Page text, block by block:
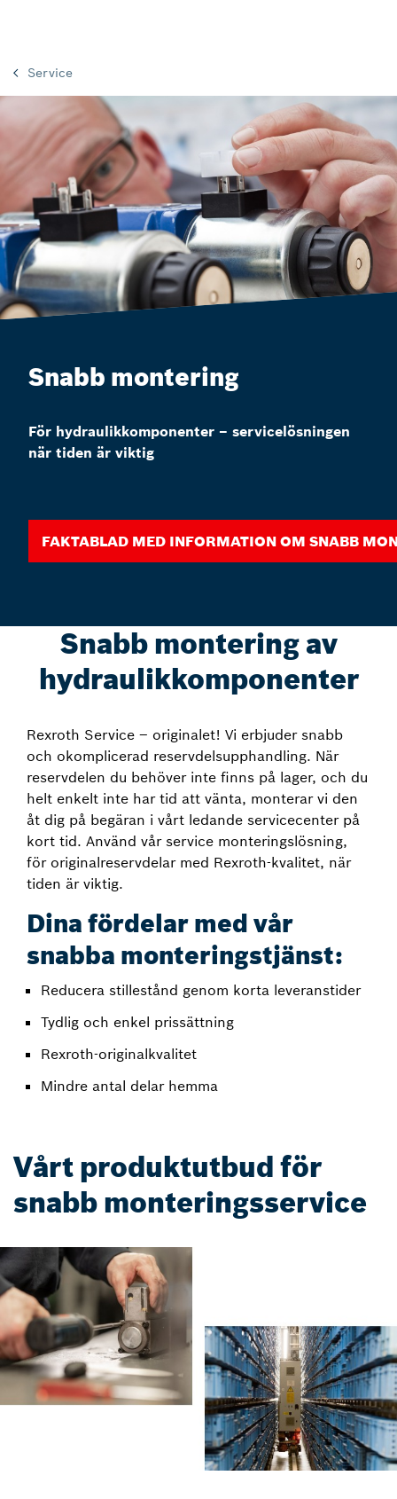
Service
Snabb montering
För hydraulikkomponenter – servicelösningen
när tiden är viktig
Faktablad med information om snabb
Snabb montering av
hydraulikkomponenter
Rexroth Service – originalet! Vi erbjuder snabb
och okomplicerad reservdelsupphandling. När
reservdelen du behöver inte finns på lager, och du
helt enkelt inte har tid att vänta, monterar vi den
åt dig på begäran i vårt ledande servicecenter på
kort tid. Använd vår service monteringslösning,
för originalreservdelar med Rexroth-kvalitet, när
tiden är viktig.
Dina fördelar med vår
snabba monteringstjänst:
Reducera stillestånd genom korta leveranstider
Tydlig och enkel prissättning
Rexroth-originalkvalitet
Mindre antal delar hemma
Vårt produktutbud för
snabb monteringsservice